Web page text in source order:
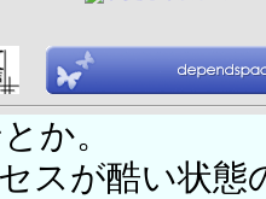
か。
スが酷い状態